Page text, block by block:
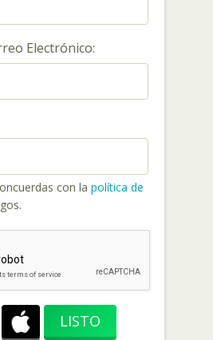
Electrónico:
con la política de